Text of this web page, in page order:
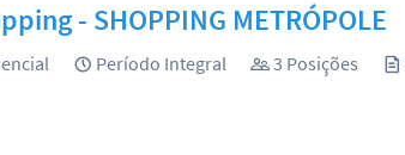
- SHOPPING METRÓPOLE
Período Integral 3 Posições